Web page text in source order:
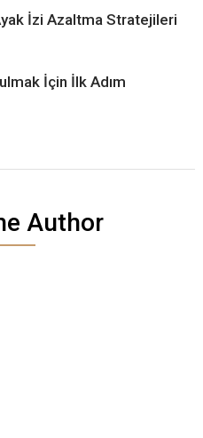
İzi Azaltma Stratejileri
İçin İlk Adım
Author